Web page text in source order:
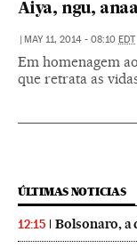
Aiya, ngu,
| MAY 11, 2014 - 08:10 EDT
Em homenagem
que retrata as
ÚLTIMAS NOTICIAS
12:15 Bolsonaro, a